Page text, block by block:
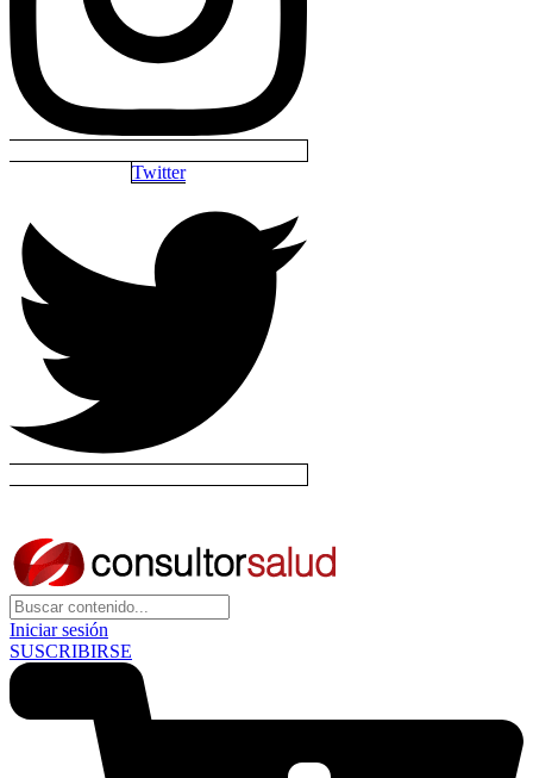
Twitter
Iniciar sesión
SUSCRIBIRSE